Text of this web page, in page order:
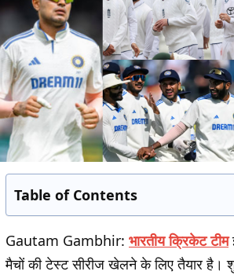
Table of Contents
Gautam Gambhir: भारतीय क्रिकेट टीम
मैचों की टेस्ट सीरीज खेलने के लिए तैयार है।